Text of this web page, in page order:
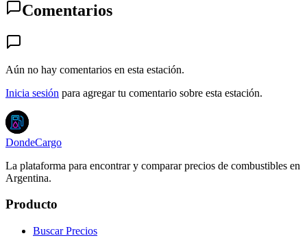
Comentarios
Aún no hay comentarios en esta estación.
Inicia sesión para agregar tu comentario sobre esta estación.
DondeCargo
La plataforma para encontrar y comparar precios de combustibles en
Argentina.
Producto
Buscar Precios